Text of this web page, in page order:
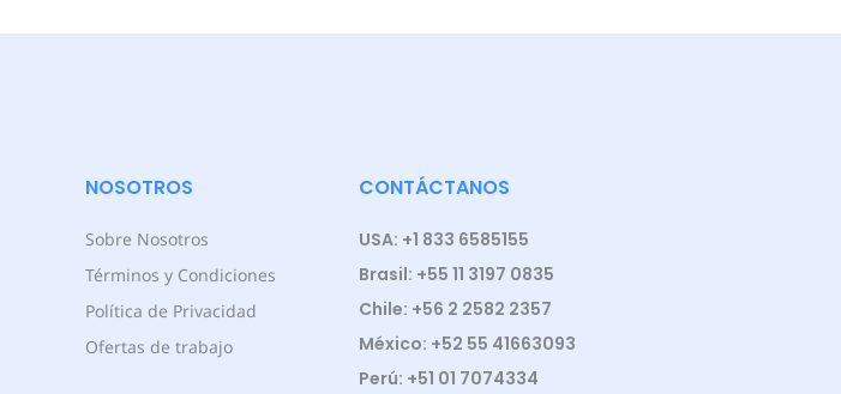
NOSOTROS
Sobre Nosotros
Términos y Condiciones
Política de Privacidad
Ofertas de trabajo
CONTÁCTANOS
USA: +1 833 6585155
Brasil: +55 11 3197 0835
Chile: +56 2 2582 2357
México: +52 55 41663093
Perú: +51 01 7074334